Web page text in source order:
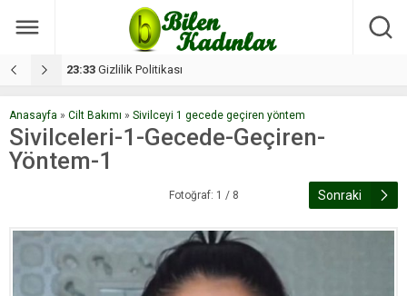
17:08 Dilan, düğününe 5 gün kala hayatını kaybetti
Anasayfa » Cilt Bakımı » Sivilceyi 1 gecede geçiren yöntem
Sivilceleri-1-Gecede-Geçiren-
Yöntem-1
Fotoğraf: 1 / 8 Sonraki